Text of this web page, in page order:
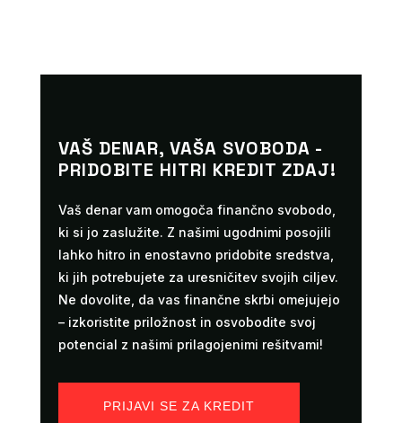
VAŠ DENAR, VAŠA SVOBODA -
PRIDOBITE HITRI KREDIT ZDAJ!
Vaš denar vam omogoča finančno svobodo,
ki si jo zaslužite. Z našimi ugodnimi posojili
lahko hitro in enostavno pridobite sredstva,
ki jih potrebujete za uresničitev svojih ciljev.
Ne dovolite, da vas finančne skrbi omejujejo
– izkoristite priložnost in osvobodite svoj
potencial z našimi prilagojenimi rešitvami!
PRIJAVI SE ZA KREDIT